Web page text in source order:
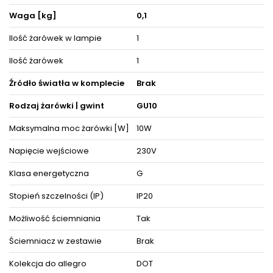
ZOBACZ PODOBNE PRODUKTY W KATEGORIACH
Waga [kg]
0,1
Ilość żarówek w lampie
1
Ilość żarówek
1
Źródło światła w komplecie
Brak
Rodzaj żarówki | gwint
GU10
Maksymalna moc żarówki [W]
10W
Napięcie wejściowe
230V
Klasa energetyczna
G
Stopień szczelności (IP)
IP20
Możliwość ściemniania
Tak
Ściemniacz w zestawie
Brak
Kolekcja do allegro
DOT